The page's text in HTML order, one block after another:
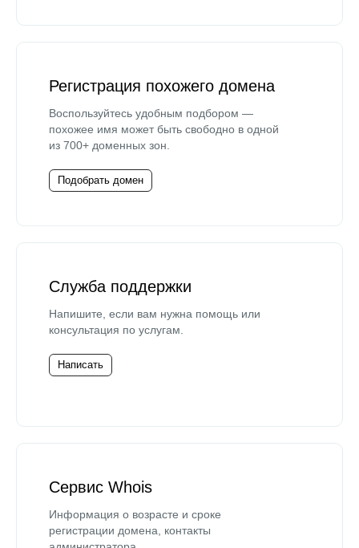
Регистрация похожего домена
Воспользуйтесь удобным подбором —
похожее имя может быть свободно в одной
из 700+ доменных зон.
Подобрать домен
Служба поддержки
Напишите, если вам нужна помощь или
консультация по услугам.
Написать
Сервис Whois
Информация о возрасте и сроке
регистрации домена, контакты